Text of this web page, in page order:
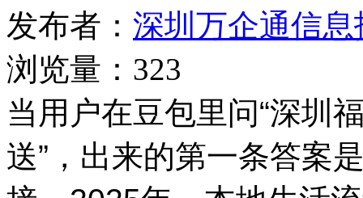
发布者： 深圳万企通信
浏览量：323
当用户在豆包里问“深圳
送”，出来的第一条答案